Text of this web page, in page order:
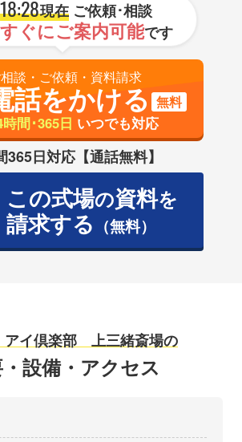
18:28現在ご依頼･相談
すぐにご案内可能です
談・ご依頼・資料請求
話をかける 無料
間･365日 いつでも対応
365日対応【通話無料】
この式場の資料を
請求する （無料）
アイ倶楽部 上三緒斎場の
設備・アクセス